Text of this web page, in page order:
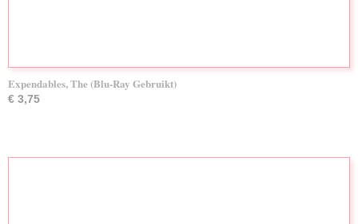
Expendables, The (Blu-Ray Gebruikt)
€ 3,75